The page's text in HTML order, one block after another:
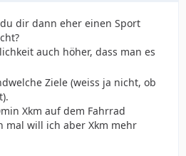
dir dann eher einen Sport
auch höher, dass man es
Ziele (weiss ja nicht, ob
Xkm auf dem Fahrrad
mal will ich aber Xkm mehr